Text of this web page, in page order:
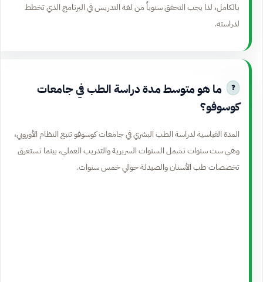
بالكامل، لذا يجب التحقق سنوياً من لغة التدريس في البرنامج الذي تخطط
لدراسته.
ما هو متوسط مدة دراسة الطب في جامعات
كوسوفو؟
المدة القياسية لدراسة الطب البشري في جامعات كوسوفو تتبع النظام الأوروبي،
وهي ست سنوات تشمل السنوات السريرية والتدريب العملي، بينما تستغرق
تخصصات طب الأسنان والصيدلة حوالي خمس سنوات.